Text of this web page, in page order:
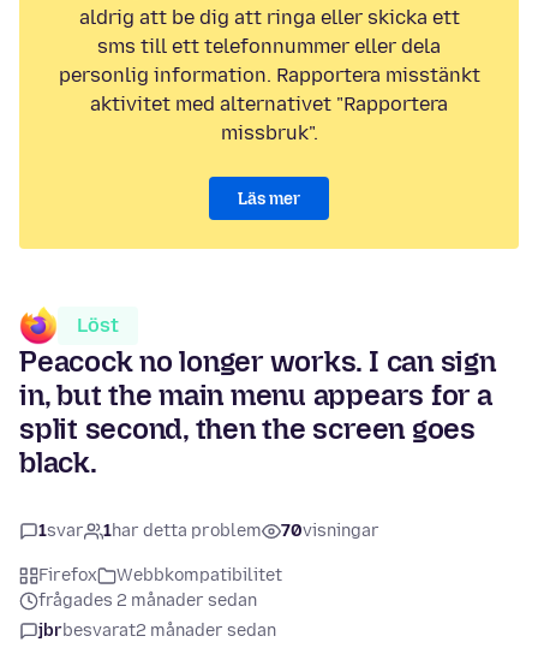
aldrig att be dig att ringa eller skicka ett
sms till ett telefonnummer eller dela
personlig information. Rapportera misstänkt
aktivitet med alternativet "Rapportera
missbruk".
Läs mer
Löst
Peacock no longer works. I can sign
in, but the main menu appears for a
split second, then the screen goes
black.
1svar 1har detta problem 70visningar
Firefox
Webbkompatibilitet
frågades 2 månader sedan
jbrbesvarat2 månader sedan